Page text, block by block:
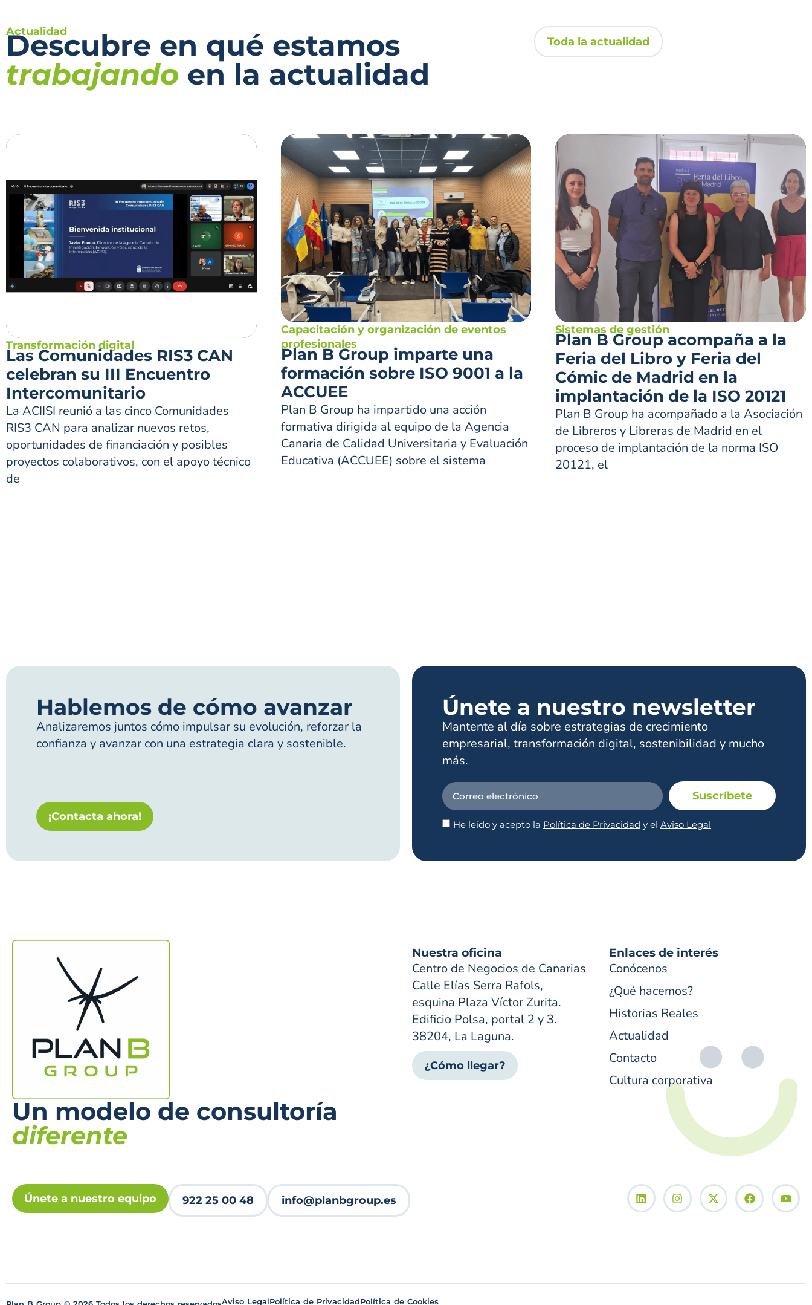
Actualidad
Descubre en qué estamos
trabajando en la actualidad
Toda la actualidad
Transformación digital
Las Comunidades RIS3 CAN
celebran su III Encuentro
Intercomunitario
La ACIISI reunió a las cinco Comunidades
RIS3 CAN para analizar nuevos retos,
oportunidades de financiación y posibles
proyectos colaborativos, con el apoyo técnico
de
Capacitación y organización de eventos
profesionales
Plan B Group imparte una
formación sobre ISO 9001 a la
ACCUEE
Plan B Group ha impartido una acción
formativa dirigida al equipo de la Agencia
Canaria de Calidad Universitaria y Evaluación
Educativa (ACCUEE) sobre el sistema
Sistemas de gestión
Plan B Group acompaña a la
Feria del Libro y Feria del
Cómic de Madrid en la
implantación de la ISO 20121
Plan B Group ha acompañado a la Asociación
de Libreros y Libreras de Madrid en el
proceso de implantación de la norma ISO
20121, el
Hablemos de cómo avanzar
Analizaremos juntos cómo impulsar su evolución, reforzar la
confianza y avanzar con una estrategia clara y sostenible.
¡Contacta ahora!
Únete a nuestro newsletter
Mantente al día sobre estrategias de crecimiento
empresarial, transformación digital, sostenibilidad y mucho
más.
He leído y acepto la Política de Privacidad y el Aviso Legal
Suscríbete
Un modelo de consultoría
diferente
Nuestra oficina
Centro de Negocios de Canarias
Calle Elías Serra Rafols,
esquina Plaza Víctor Zurita.
Edificio Polsa, portal 2 y 3.
38204, La Laguna.
¿Cómo llegar?
Enlaces de interés
Conócenos
¿Qué hacemos?
Historias Reales
Actualidad
Contacto
Cultura corporativa
Únete a nuestro equipo 922 25 00 48 info@planbgroup.es
Aviso LegalPolítica de PrivacidadPolítica de Cookies